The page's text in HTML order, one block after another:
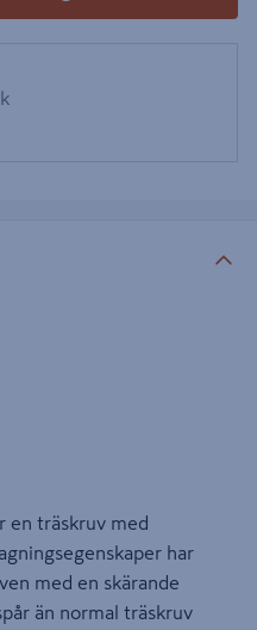
en träskruv med
har
med en skärande
än normal träskruv